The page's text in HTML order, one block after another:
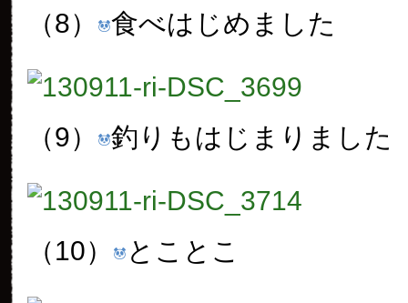
（8） 食べはじめました
（9） 釣りもはじまりました
（10） とことこ